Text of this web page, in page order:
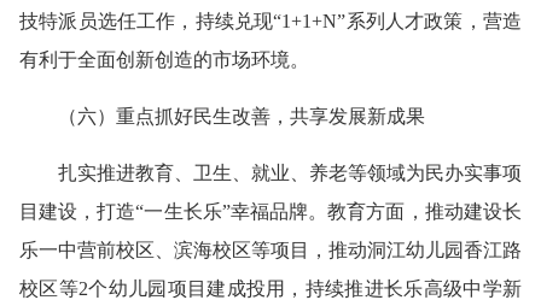
技特派员选任工作，持续兑现“1+1+N”系列人才政策，营造
有利于全面创新创造的市场环境。
（六） 重点抓好民生改善，共享发展新成果
扎实推进教育、卫生、就业、养老等领域为民办实事项
目建设，打造“一生长乐”幸福品牌。教育方面， 推动建设长
乐一中营前校区、滨海校区等项目，推动洞江幼儿园香江路
校区等2个幼儿园项目建成投用，持续推进长乐高级中学新